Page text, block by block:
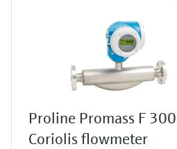
Proline Promass F 300
Coriolis flowmeter